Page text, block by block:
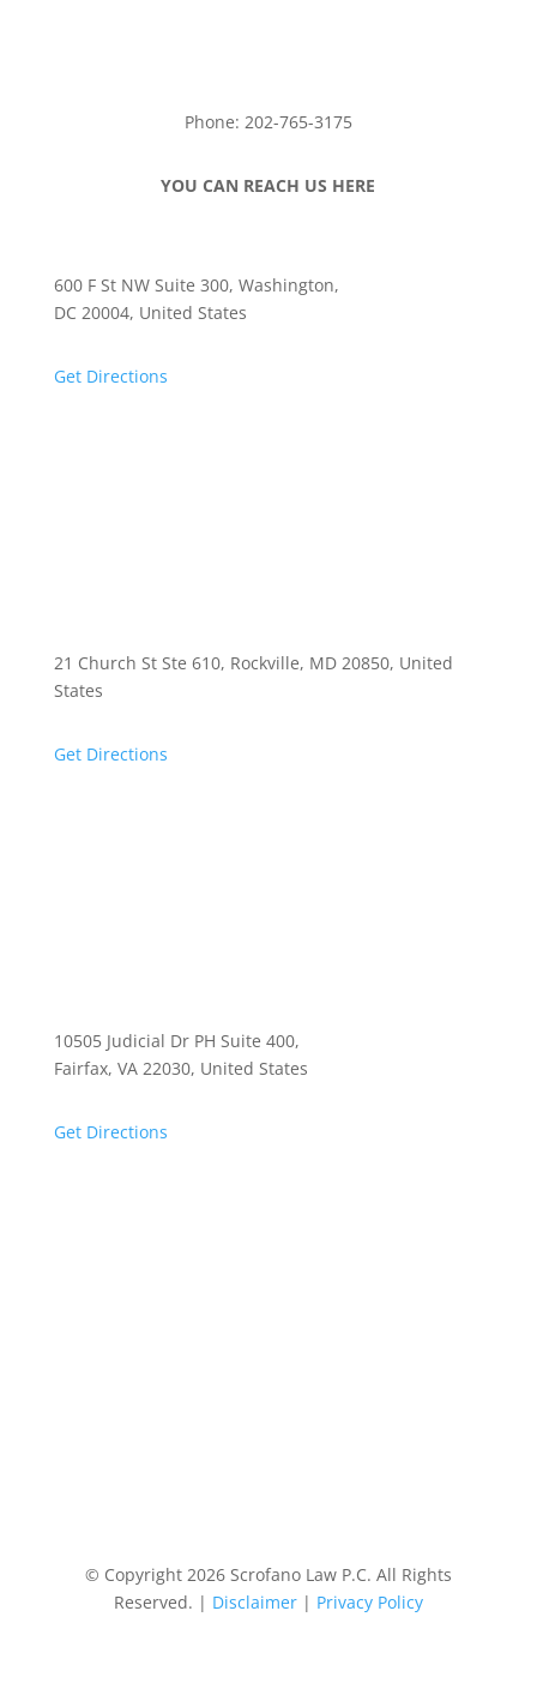
Phone: 202-765-3175
YOU CAN REACH US HERE
600 F St NW Suite 300, Washington,
DC 20004, United States
Get Directions
21 Church St Ste 610, Rockville, MD 20850, United
States
Get Directions
10505 Judicial Dr PH Suite 400,
Fairfax, VA 22030, United States
Get Directions
© Copyright 2026 Scrofano Law P.C. All Rights
Reserved. | Disclaimer| Privacy Policy